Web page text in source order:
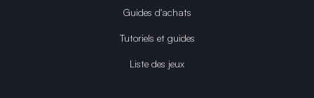
Guides d'achats
Tutoriels et guides
Liste des jeux